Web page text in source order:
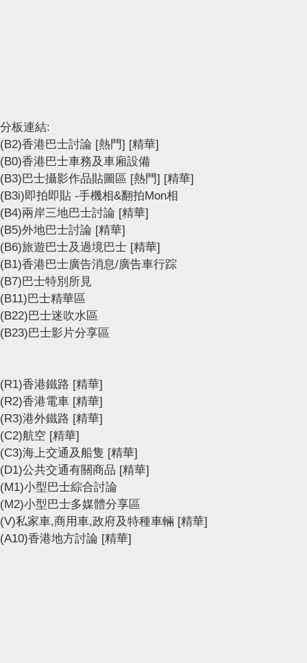
分板連結:
(B2)香港巴士討論 [熱門] [精華]
(B0)香港巴士車務及車廂設備
(B3)巴士攝影作品貼圖區 [熱門] [精華]
(B3i)即拍即貼 -手機相&翻拍Mon相
(B4)兩岸三地巴士討論 [精華]
(B5)外地巴士討論 [精華]
(B6)旅遊巴士及過境巴士 [精華]
(B1)香港巴士廣告消息/廣告車行踪
(B7)巴士特別所見
(B11)巴士精華區
(B22)巴士迷吹水區
(B23)巴士影片分享區
(R1)香港鐵路 [精華]
(R2)香港電車 [精華]
(R3)港外鐵路 [精華]
(C2)航空 [精華]
(C3)海上交通及船隻 [精華]
(D1)公共交通有關商品 [精華]
(M1)小型巴士綜合討論
(M2)小型巴士多媒體分享區
(V)私家車,商用車,政府及特種車輛 [精華]
(A10)香港地方討論 [精華]